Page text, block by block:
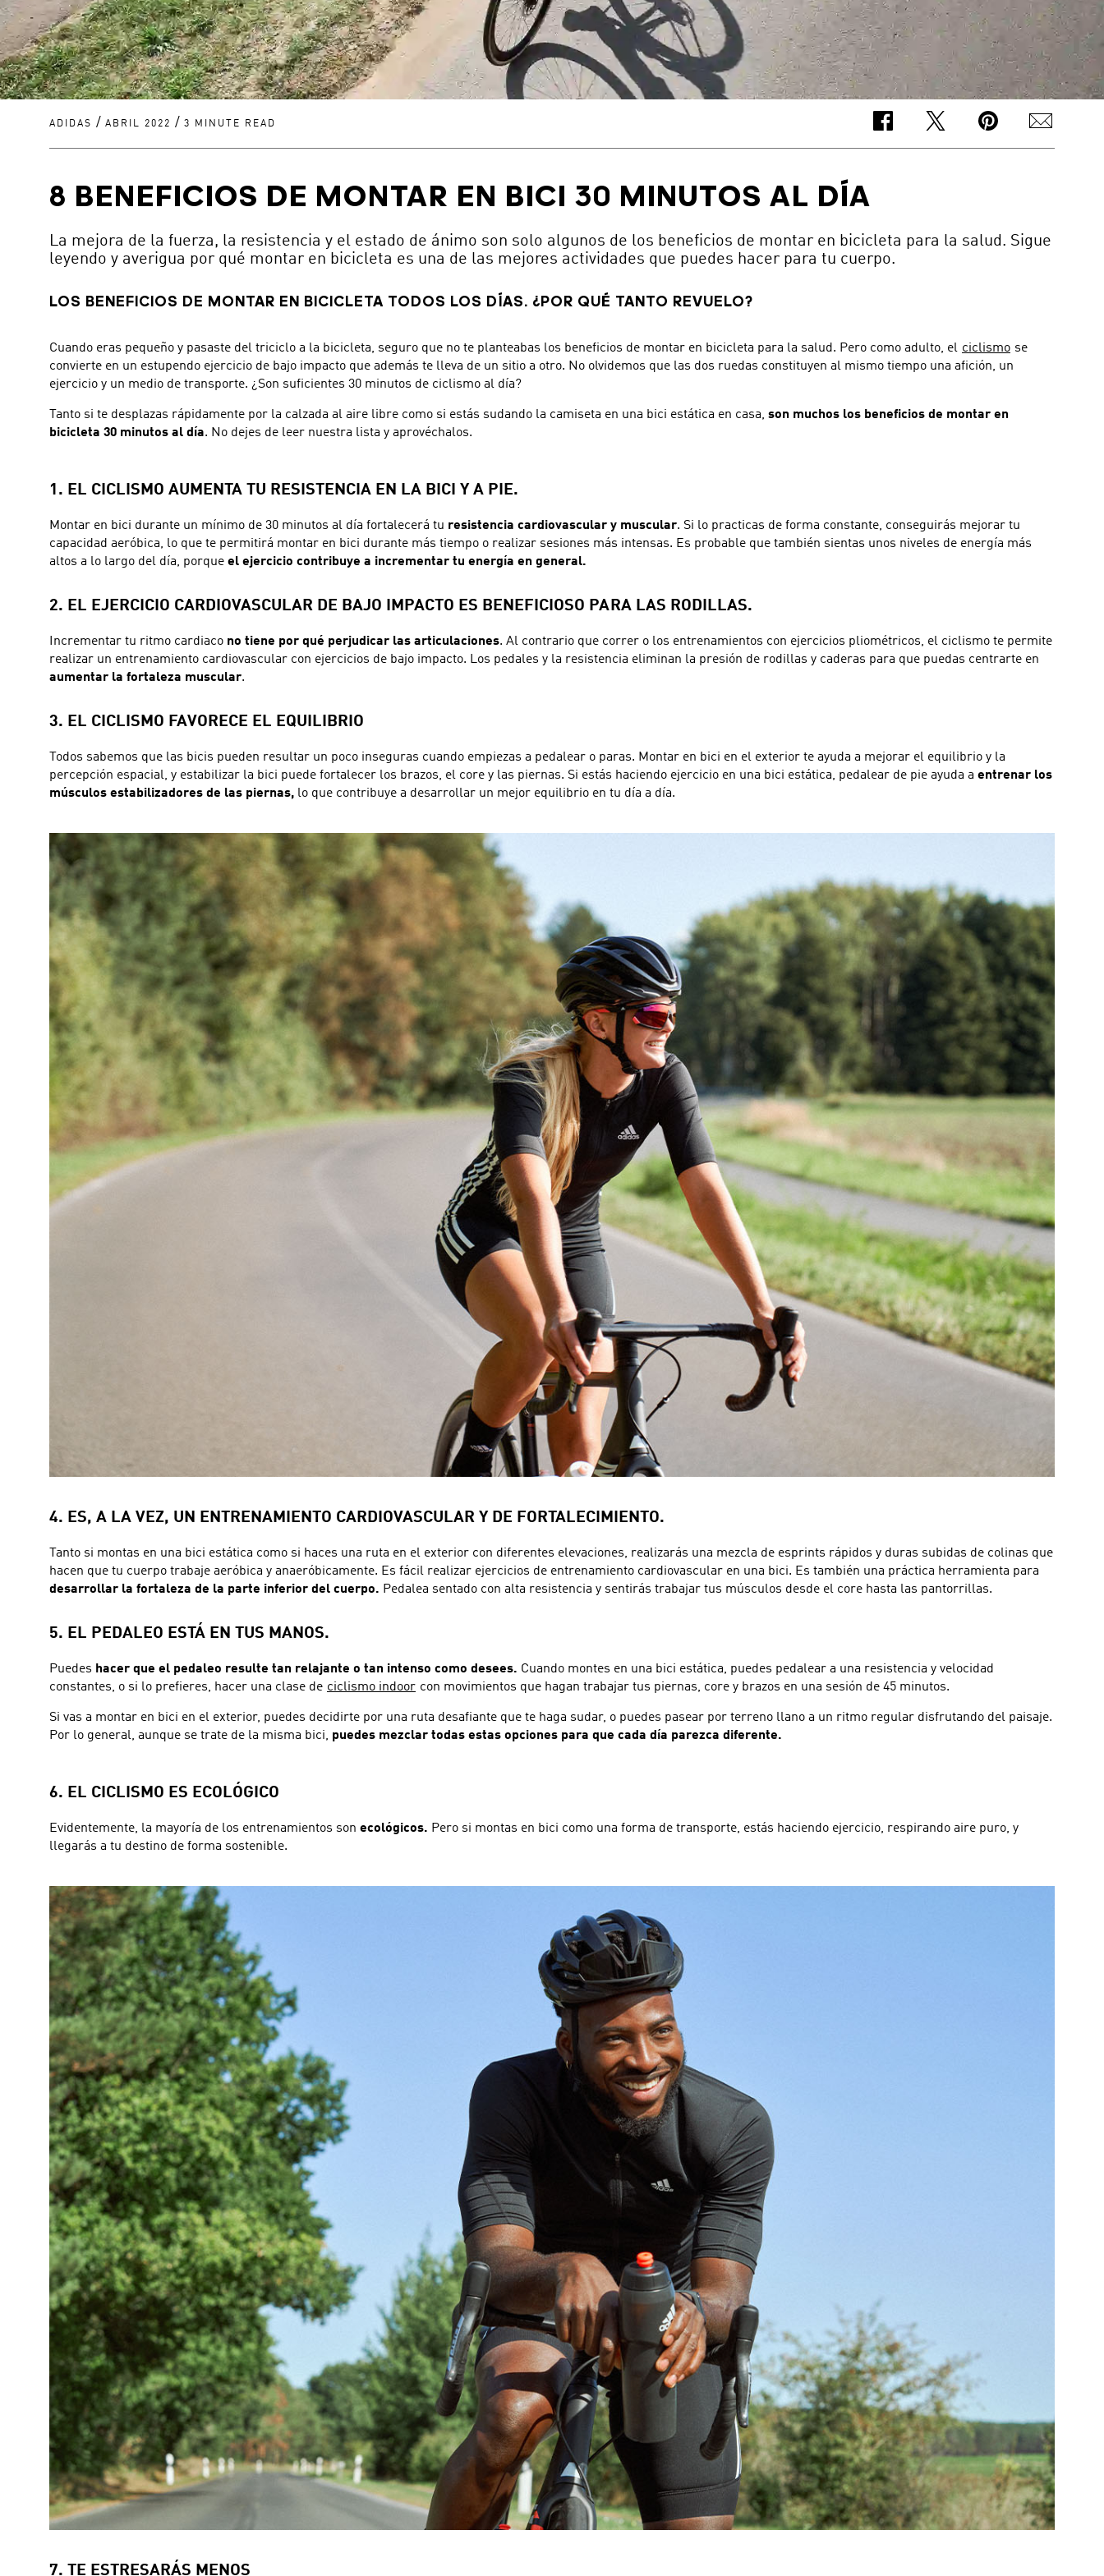
ADIDAS / ABRIL 2022 / 3 MINUTE READ
8 BENEFICIOS DE MONTAR EN BICI 30 MINUTOS AL DÍA
La mejora de la fuerza, la resistencia y el estado de ánimo son solo algunos de los beneficios de montar en bicicleta para la salud. Sigue
leyendo y averigua por qué montar en bicicleta es una de las mejores actividades que puedes hacer para tu cuerpo.
LOS BENEFICIOS DE MONTAR EN BICICLETA TODOS LOS DÍAS. ¿POR QUÉ TANTO REVUELO?
Cuando eras pequeño y pasaste del triciclo a la bicicleta, seguro que no te planteabas los beneficios de montar en bicicleta para la salud. Pero como adulto, el ciclismo se
convierte en un estupendo ejercicio de bajo impacto que además te lleva de un sitio a otro. No olvidemos que las dos ruedas constituyen al mismo tiempo una afición, un
ejercicio y un medio de transporte. ¿Son suficientes 30 minutos de ciclismo al día?
Tanto si te desplazas rápidamente por la calzada al aire libre como si estás sudando la camiseta en una bici estática en casa, son muchos los beneficios de montar en
bicicleta 30 minutos al día. No dejes de leer nuestra lista y aprovéchalos.
1. EL CICLISMO AUMENTA TU RESISTENCIA EN LA BICI Y A PIE.
Montar en bici durante un mínimo de 30 minutos al día fortalecerá tu resistencia cardiovascular y muscular. Si lo practicas de forma constante, conseguirás mejorar tu
capacidad aeróbica, lo que te permitirá montar en bici durante más tiempo o realizar sesiones más intensas. Es probable que también sientas unos niveles de energía más
altos a lo largo del día, porque el ejercicio contribuye a incrementar tu energía en general.
2. EL EJERCICIO CARDIOVASCULAR DE BAJO IMPACTO ES BENEFICIOSO PARA LAS RODILLAS.
Incrementar tu ritmo cardiaco no tiene por qué perjudicar las articulaciones. Al contrario que correr o los entrenamientos con ejercicios pliométricos, el ciclismo te permite
realizar un entrenamiento cardiovascular con ejercicios de bajo impacto. Los pedales y la resistencia eliminan la presión de rodillas y caderas para que puedas centrarte en
aumentar la fortaleza muscular.
3. EL CICLISMO FAVORECE EL EQUILIBRIO
Todos sabemos que las bicis pueden resultar un poco inseguras cuando empiezas a pedalear o paras. Montar en bici en el exterior te ayuda a mejorar el equilibrio y la
percepción espacial, y estabilizar la bici puede fortalecer los brazos, el core y las piernas. Si estás haciendo ejercicio en una bici estática, pedalear de pie ayuda a entrenar los
músculos estabilizadores de las piernas, lo que contribuye a desarrollar un mejor equilibrio en tu día a día.
4. ES, A LA VEZ, UN ENTRENAMIENTO CARDIOVASCULAR Y DE FORTALECIMIENTO.
Tanto si montas en una bici estática como si haces una ruta en el exterior con diferentes elevaciones, realizarás una mezcla de esprints rápidos y duras subidas de colinas que
hacen que tu cuerpo trabaje aeróbica y anaeróbicamente. Es fácil realizar ejercicios de entrenamiento cardiovascular en una bici. Es también una práctica herramienta para
desarrollar la fortaleza de la parte inferior del cuerpo. Pedalea sentado con alta resistencia y sentirás trabajar tus músculos desde el core hasta las pantorrillas.
5. EL PEDALEO ESTÁ EN TUS MANOS.
Puedes hacer que el pedaleo resulte tan relajante o tan intenso como desees. Cuando montes en una bici estática, puedes pedalear a una resistencia y velocidad
constantes, o si lo prefieres, hacer una clase de ciclismo indoor con movimientos que hagan trabajar tus piernas, core y brazos en una sesión de 45 minutos.
Si vas a montar en bici en el exterior, puedes decidirte por una ruta desafiante que te haga sudar, o puedes pasear por terreno llano a un ritmo regular disfrutando del paisaje.
Por lo general, aunque se trate de la misma bici, puedes mezclar todas estas opciones para que cada día parezca diferente.
6. EL CICLISMO ES ECOLÓGICO
Evidentemente, la mayoría de los entrenamientos son ecológicos. Pero si montas en bici como una forma de transporte, estás haciendo ejercicio, respirando aire puro, y
llegarás a tu destino de forma sostenible.
7. TE ESTRESARÁS MENOS